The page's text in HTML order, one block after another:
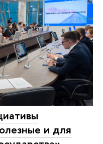
и для